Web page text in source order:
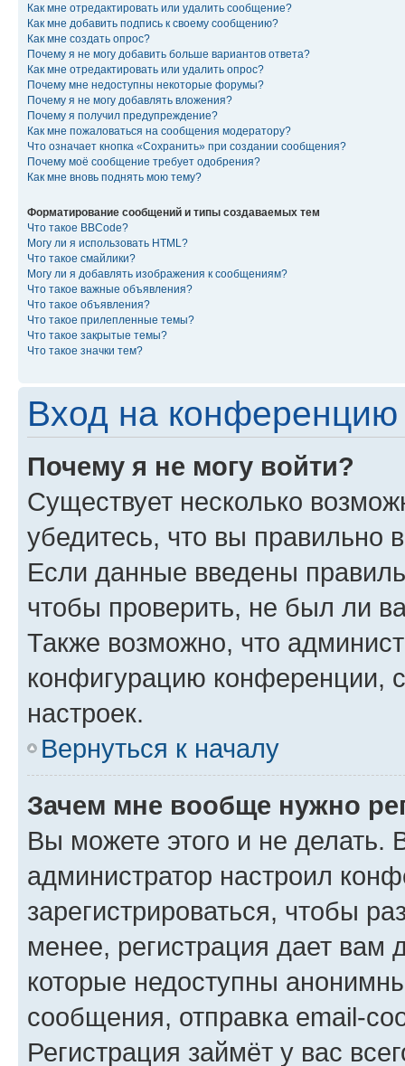
Как мне отредактировать или удалить сообщение?
Как мне добавить подпись к своему сообщению?
Как мне создать опрос?
Почему я не могу добавить больше вариантов ответа?
Как мне отредактировать или удалить опрос?
Почему мне недоступны некоторые форумы?
Почему я не могу добавлять вложения?
Почему я получил предупреждение?
Как мне пожаловаться на сообщения модератору?
Что означает кнопка «Сохранить» при создании сообщения?
Почему моё сообщение требует одобрения?
Как мне вновь поднять мою тему?
Форматирование сообщений и типы создаваемых тем
Что такое BBCode?
Могу ли я использовать HTML?
Что такое смайлики?
Могу ли я добавлять изображения к сообщениям?
Что такое важные объявления?
Что такое объявления?
Что такое прилепленные темы?
Что такое закрытые темы?
Что такое значки тем?
Вход на конференцию
Почему я не могу войти?
Существует несколько
убедитесь, что вы правильно
Если данные введены
чтобы проверить, не был ли
Также возможно, что
конфигурацию конференции,
настроек.
Вернуться к началу
Зачем мне вообще нужно
Вы можете этого и не делать.
администратор настроил
зарегистрироваться, чтобы
менее, регистрация дает вам
которые недоступны
сообщения, отправка email-
Регистрация займёт у вас